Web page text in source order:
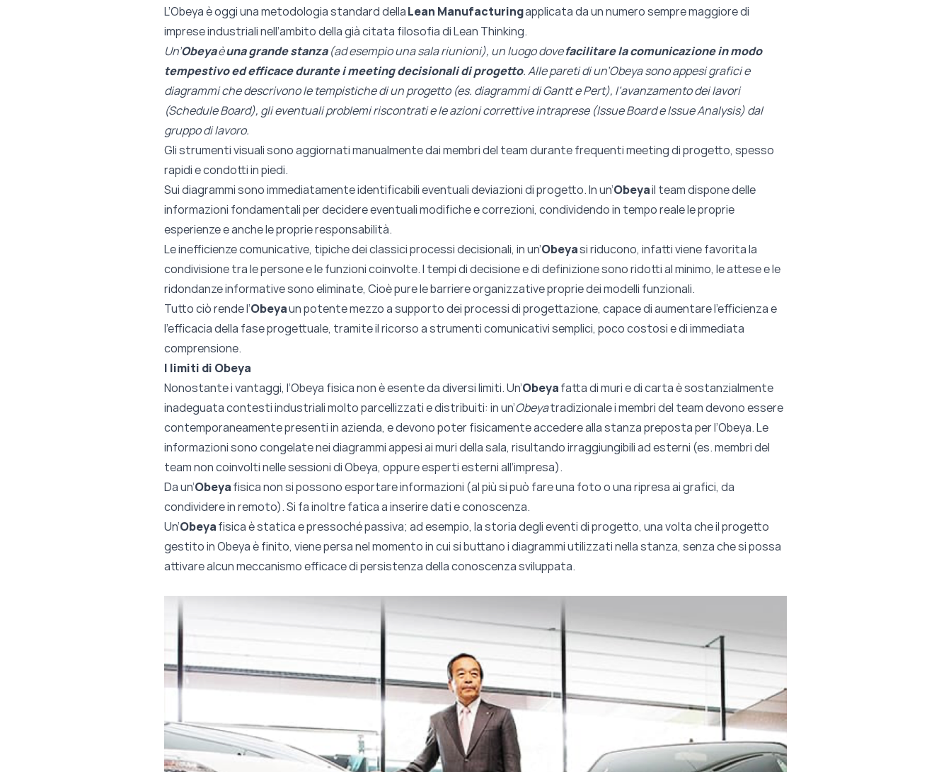
L’Obeya è oggi una metodologia standard dellaLean Manufacturingapplicata da un numero sempre maggiore di
imprese industriali nell’ambito della già citata filosofia di Lean Thinking.
Un’Obeyaèuna grande stanza(ad esempio una sala riunioni), un luogo dovefacilitare la comunicazione in modo
tempestivo ed efficace durante i meeting decisionali di progetto. Alle pareti di un’Obeya sono appesi grafici e
diagrammi che descrivono le tempistiche di un progetto (es. diagrammi di Gantt e Pert), l’avanzamento dei lavori
(Schedule Board), gli eventuali problemi riscontrati e le azioni correttive intraprese (Issue Board e Issue Analysis) dal
gruppo di lavoro.
Gli strumenti visuali sono aggiornati manualmente dai membri del team durante frequenti meeting di progetto, spesso
rapidi e condotti in piedi.
Sui diagrammi sono immediatamente identificabili eventuali deviazioni di progetto. In un’Obeyail team dispone delle
informazioni fondamentali per decidere eventuali modifiche e correzioni, condividendo in tempo reale le proprie
esperienze e anche le proprie responsabilità.
Le inefficienze comunicative, tipiche dei classici processi decisionali, in un’Obeyasi riducono, infatti viene favorita la
condivisione tra le persone e le funzioni coinvolte. I tempi di decisione e di definizione sono ridotti al minimo, le attese e le
ridondanze informative sono eliminate, Cioè pure le barriere organizzative proprie dei modelli funzionali.
Tutto ciò rende l’Obeyaun potente mezzo a supporto dei processi di progettazione, capace di aumentare l’efficienza e
l’efficacia della fase progettuale, tramite il ricorso a strumenti comunicativi semplici, poco costosi e di immediata
comprensione.
I limiti di Obeya
Nonostante i vantaggi, l’Obeya fisica non è esente da diversi limiti. Un’Obeyafatta di muri e di carta è sostanzialmente
inadeguata contesti industriali molto parcellizzati e distribuiti: in un’Obeyatradizionale i membri del team devono essere
contemporaneamente presenti in azienda, e devono poter fisicamente accedere alla stanza preposta per l’Obeya. Le
informazioni sono congelate nei diagrammi appesi ai muri della sala, risultando irraggiungibili ad esterni (es. membri del
team non coinvolti nelle sessioni di Obeya, oppure esperti esterni all’impresa).
Da un’Obeyafisica non si possono esportare informazioni (al più si può fare una foto o una ripresa ai grafici, da
condividere in remoto). Si fa inoltre fatica a inserire dati e conoscenza.
Un’Obeyafisica è statica e pressoché passiva; ad esempio, la storia degli eventi di progetto, una volta che il progetto
gestito in Obeya è finito, viene persa nel momento in cui si buttano i diagrammi utilizzati nella stanza, senza che si possa
attivare alcun meccanismo efficace di persistenza della conoscenza sviluppata.